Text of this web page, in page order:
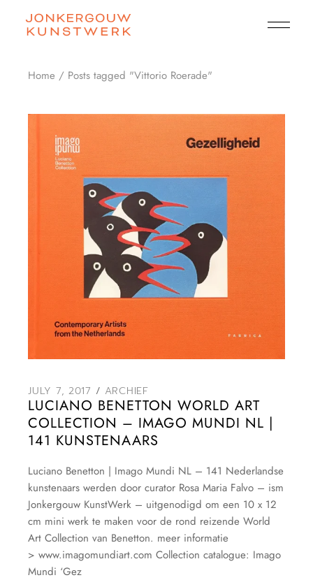
content
Home Posts tagged "Vittorio Roerade"
JULY 7, 2017 ARCHIEF
LUCIANO BENETTON WORLD ART
COLLECTION – IMAGO MUNDI NL |
141 KUNSTENAARS
Luciano Benetton | Imago Mundi NL – 141 Nederlandse
kunstenaars werden door curator Rosa Maria Falvo – ism
Jonkergouw KunstWerk – uitgenodigd om een 10 x 12
cm mini werk te maken voor de rond reizende World
Art Collection van Benetton. meer informatie
> www.imagomundiart.com Collection catalogue: Imago
Mundi ‘Gez